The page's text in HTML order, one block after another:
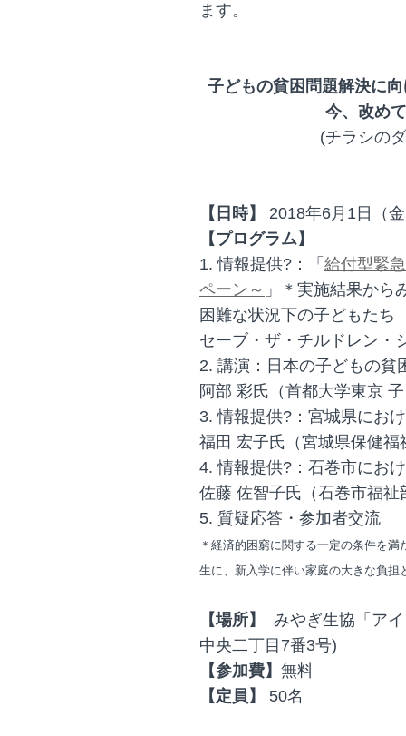
ます。
子どもの貧困問題解決に
今、改め
(チラシの
【日時】
2018年6月1日（
【プログラム】
1. 情報提供?：「 給付型緊
ペーン～ 」＊実施結果から
困難な状況下の子どもたち
セーブ・ザ・チルドレン・
2. 講演：日本の子どもの貧
阿部 彩氏（首都大学東京
3. 情報提供?：宮城県にお
福田 宏子氏（宮城県保健
4. 情報提供?：石巻市にお
佐藤 佐智子氏（石巻市福
5. 質疑応答・参加者交流
＊経済的困窮に関する一定の条件を
生に、新入学に伴い家庭の大きな負
【場所】
みやぎ生協「ア
中央二丁目7番3号)
【参加費】 無料
【定員】
50名